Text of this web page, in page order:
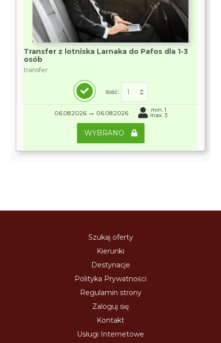
Transfer z lotniska Larnaka do Pafos dla 1-3
osób
transfer
Ilość:
06.08.2026 → 06.08.2026 min. 1
max. 3
WYBRANO
Szukaj oferty
Kierunki
Destynacje
Polityka Prywatności
Regulamin strony
Zaloguj się
Kontakt
Usługi Internetowe